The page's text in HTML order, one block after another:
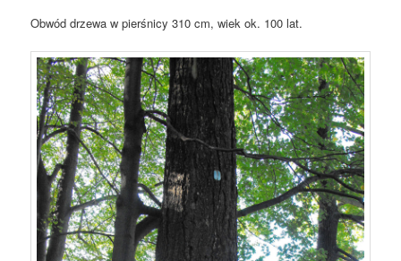
Obwód drzewa w pierśnicy 310 cm, wiek ok. 100 lat.